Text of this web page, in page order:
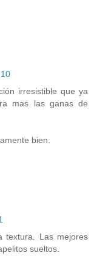
irresistible que ya
mas las ganas de
bien.
textura. Las mejores
sueltos.